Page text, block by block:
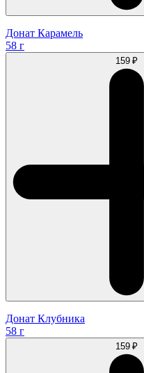
Донат Карамель
58 г
159 ₽
Донат Клубника
58 г
159 ₽